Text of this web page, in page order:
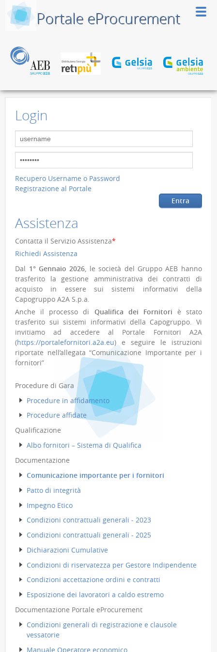
Portale eProcurement
Login
Recupero Username o Password
Registrazione al Portale
Assistenza
Contatta il Servizio Assistenza*
Richiedi Assistenza
Dal 1° Gennaio 2026, le società del Gruppo AEB hanno
trasferito la gestione amministrativa dei contratti di
acquisto in essere sui sistemi informativi della
Capogruppo A2A S.p.a.
Anche il processo di Qualifica dei Fornitori è stato
trasferito sui sistemi informativi della Capogruppo. Vi
invitiamo ad accedere al Portale Fornitori A2A
(https://portalefornitori.a2a.eu) e seguire le istruzioni
riportate nell’allegata “Comunicazione Importante per i
fornitori”
Procedure di Gara
Procedure in affidamento
Procedure affidate
Qualificazione
Albo fornitori – Sistema di Qualifica
Documentazione
Comunicazione importante per i fornitori
Patto di integrità
Impegno Etico
Condizioni contrattuali generali - 2023
Condizioni contrattuali generali - 2025
Dichiarazioni Cumulative
Condizioni di riservatezza per Gestore Indipendente
Condizioni accettazione ordini e contratti
Esposizione dei lavoratori a caldo estremo
Documentazione Portale eProcurement
Condizioni generali di registrazione e clausole
vessatorie
Manuale Operatore economico